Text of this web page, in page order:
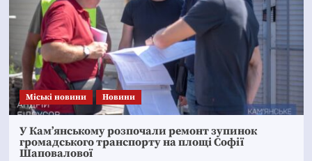
Mіські новини Новини
У Кам’янському розпочали ремонт зупинок
громадського транспорту на площі Софії
Шаповалової